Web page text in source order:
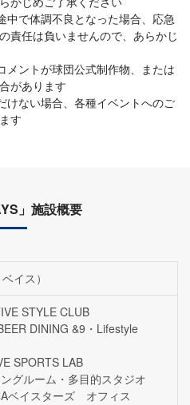
中で体調不良となった場合、応急
責任は負いませんので、あらかじ
メントが球団公式制作物、または
があります
けない場合、各種イベントへのご
す
」施設概要
イス）
STYLE CLUB
DINING &9・Lifestyle
SPORTS LAB
グルーム・多目的スタジオ
ベイスターズ オフィス